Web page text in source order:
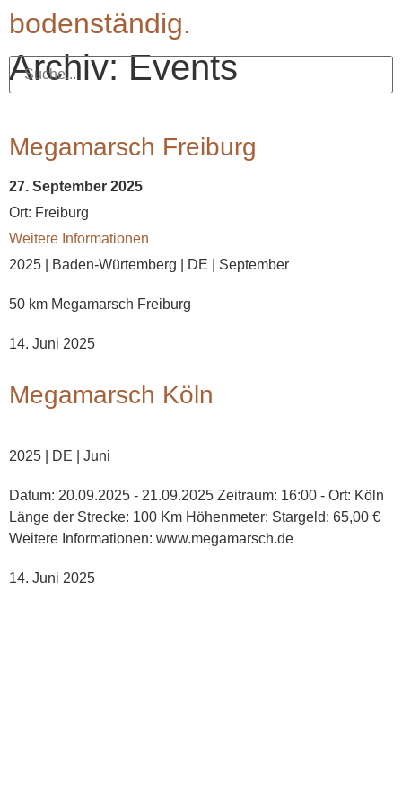
bodenständig.
Archiv: Events
Megamarsch Freiburg
27. September 2025
Ort: Freiburg
Weitere Informationen
2025 | Baden-Würtemberg | DE | September
50 km Megamarsch Freiburg
14. Juni 2025
Megamarsch Köln
2025 | DE | Juni
Datum: 20.09.2025 - 21.09.2025 Zeitraum: 16:00 - Ort: Köln
Länge der Strecke: 100 Km Höhenmeter: Stargeld: 65,00 €
Weitere Informationen: www.megamarsch.de
14. Juni 2025